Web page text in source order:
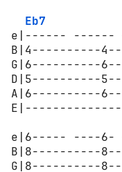
Eb7
e|------
B|4----------
G|6----------
D|5----------
A|6----------
e|6----- ----
B|8----------
G|8----------